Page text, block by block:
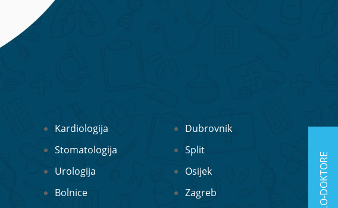
Kardiologija
Stomatologija
Urologija
Bolnice
Dubrovnik
Split
Osijek
Zagreb